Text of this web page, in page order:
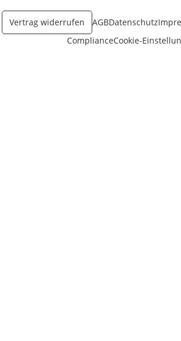
Vertrag widerrufen AGBDatenschutz
ComplianceCookie-